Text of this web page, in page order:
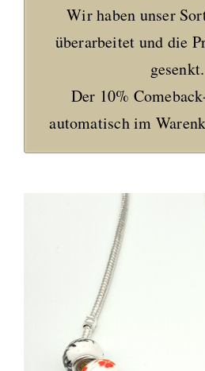
Wir haben unser
überarbeitet und die
gesenkt.
Der 10%
automatisch im